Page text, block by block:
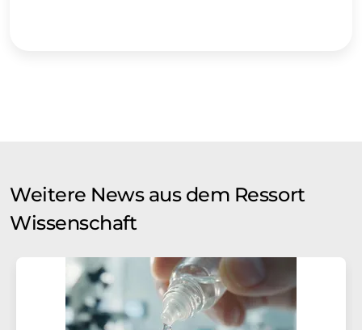
Weitere News aus dem Ressort
Wissenschaft